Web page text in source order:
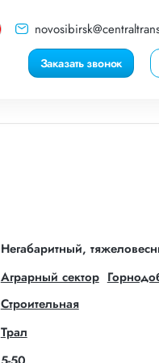
Заказать звонок
Негабаритный,
Аграрный сектор
Строительная
Трал